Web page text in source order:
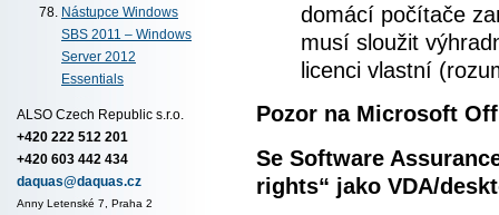
Nástupce Windows
SBS 2011 – Windows
Server 2012
Essentials
ALSO Czech Republic s.r.o.
+420 222 512 201
+420 603 442 434
daquas@daquas.cz
Anny Letenské 7, Praha 2
domácí počítače
musí sloužit
licenci vlastní
Pozor na Microsoft
Se Software
rights“ jako VDA/